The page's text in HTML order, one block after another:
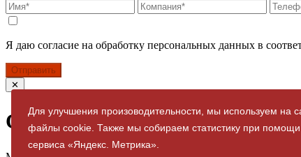
Для улучшения произоводительности, мы используем на
файлы cookie. Также мы собираем статистику при помощи
сервиса «Яндекс. Метрика».
Я даю согласие на обработку персональных данных в
Отправить
✕
Спасибо за заявку